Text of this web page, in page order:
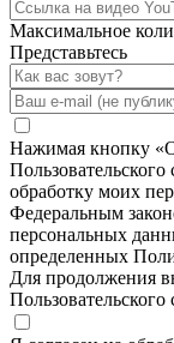
Максимальное
Представьтесь
Нажимая кнопку
обработку моих
Федеральным
персональных
определенных
Для продолжения
Пользовательского